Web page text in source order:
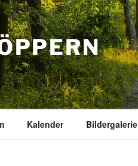
Kalender Bildergalerie